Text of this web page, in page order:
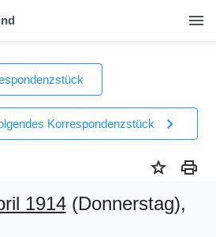
menu
Korrespondenzstück chevron_right
star print
1914(Donnerstag),